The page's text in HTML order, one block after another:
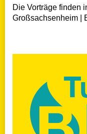
Die Vorträge finden
Großsachsenheim |